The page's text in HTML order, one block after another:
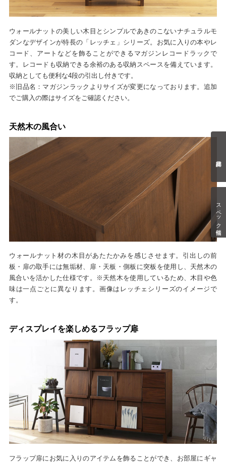
スペック情報
ウォールナットの美しい木目とシンプルであきのこないナチュラルモ
ダンなデザインが特長の「レッチェ」シリーズ。お気に入りの本やレ
コード、アートなどを飾ることができるマガジンレコードラックで
す。レコードも収納できる余裕のある収納スペースを備えています。
収納としても便利な4段の引出し付きです。
※旧品名：マガジンラックよりサイズが変更になっております。追加
でご購入の際はサイズをご確認ください。
天然木の風合い
ウォールナット材の木目があたたかみを感じさせます。引出しの前
板・扉の取手には無垢材、扉・天板・側板に突板を使用し、天然木の
風合いを活かした仕様です。※天然木を使用しているため、木目や色
味は一点ごとに異なります。画像はレッチェシリーズのイメージで
す。
ディスプレイを楽しめるフラップ扉
フラップ扉にお気に入りのアイテムを飾ることができ、お部屋にギャ